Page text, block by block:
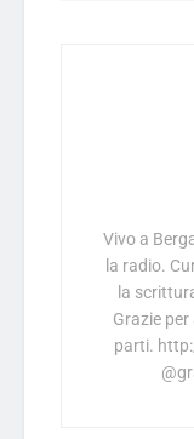
Vivo a
la radio.
la
Grazie
parti.